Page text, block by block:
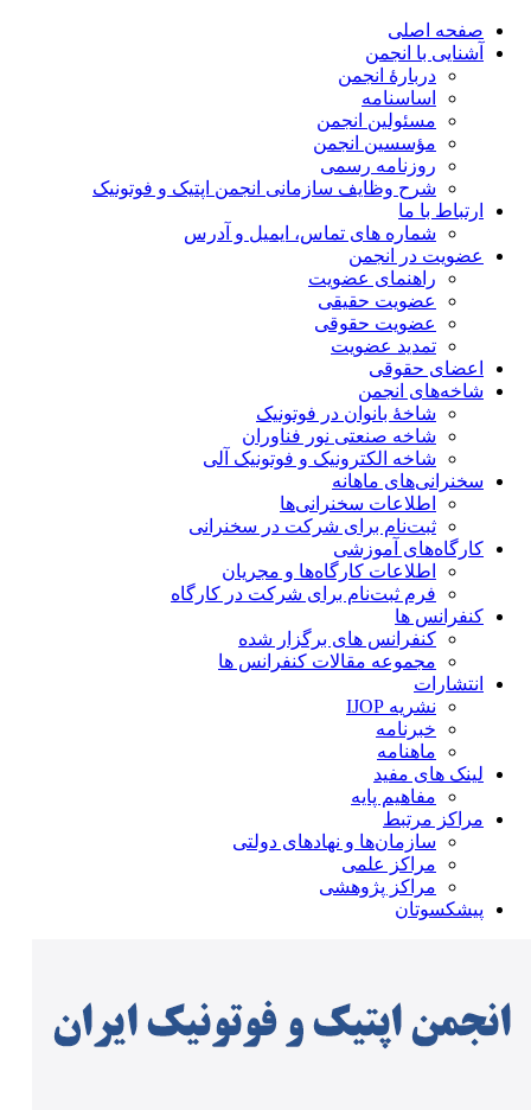
صفحه اصلی
آشنایی با انجمن
دربارۀ انجمن
اساسنامه
مسئولین انجمن
مؤسسین انجمن
روزنامه رسمی
شرح وظایف سازمانی انجمن اپتیک و فوتونیک
ارتباط با ما
شماره های تماس، ایمیل و آدرس
عضویت در انجمن
راهنمای عضویت
عضویت حقیقی
عضویت حقوقی
تمدید عضویت
اعضای حقوقی
شاخه‌های انجمن
شاخۀ بانوان در فوتونیک
شاخه صنعتی نور فناوران
شاخه‌ الکترونیک و فوتونیک آلی
سخنرانی‌های ماهانه
اطلاعات سخنرانی‌‌ها
ثبت‌نام برای شرکت در سخنرانی
کارگاه‌های آموزشی
اطلاعات کارگاه‌ها و مجریان
فرم ثبت‌نام برای شرکت در کارگاه
کنفرانس ها
کنفرانس های برگزار شده
مجموعه مقالات کنفرانس ها
انتشارات
نشریه IJOP
خبرنامه
ماهنامه
لینک های مفید
مفاهیم پایه
مراکز مرتبط
سازمان‌ها و نهادهای دولتی
مراکز علمی
مراکز پژوهشی
پیشکسوتان